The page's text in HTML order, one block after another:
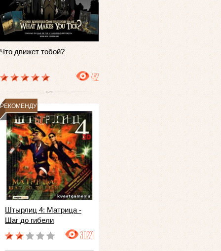
Что движет тобой?
482
РЕКОМЕНДУЕМ
Штырлиц 4: Матрица -
Шаг до гибели
30221